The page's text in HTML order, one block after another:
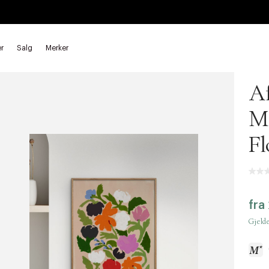
Salg Merker
fra